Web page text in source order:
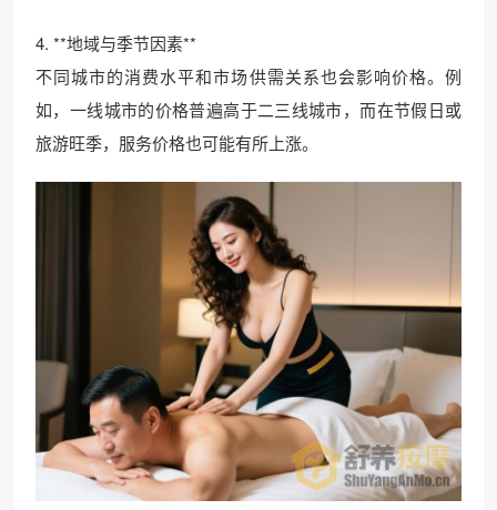
4. **地域与季节因素**
不同城市的消费水平和市场供需关系也会影响价格。例
如，一线城市的价格普遍高于二三线城市，而在节假日或
旅游旺季，服务价格也可能有所上涨。